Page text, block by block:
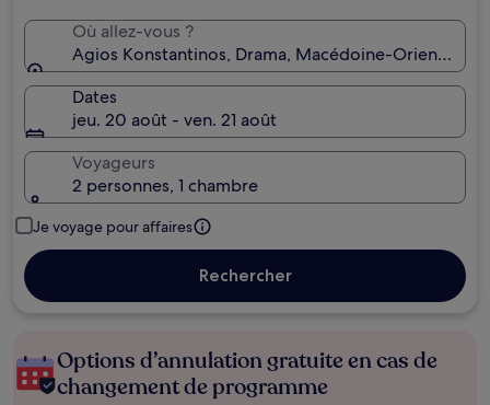
Où allez-vous ?
Agios Konstantinos, Drama, Macédoine-Orientale-
Dates
jeu. 20 août - ven. 21 août
Voyageurs
2 personnes, 1 chambre
Je voyage pour affaires
Rechercher
Options d’annulation gratuite en cas de
changement de programme